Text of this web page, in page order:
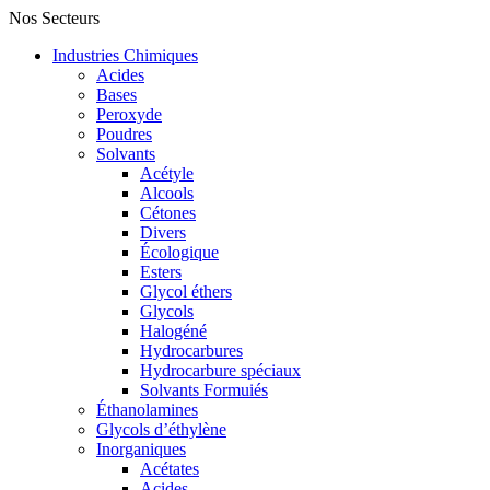
Nos Secteurs
Industries Chimiques
Acides
Bases
Peroxyde
Poudres
Solvants
Acétyle
Alcools
Cétones
Divers
Écologique
Esters
Glycol éthers
Glycols
Halogéné
Hydrocarbures
Hydrocarbure spéciaux
Solvants Formuiés
Éthanolamines
Glycols d’éthylène
Inorganiques
Acétates